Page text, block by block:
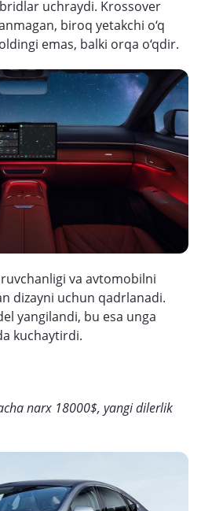
uchraydi. Krossover
biroq yetakchi o‘q
emas, balki orqa o‘qdir.
va avtomobilni
dizayni uchun qadrlanadi.
yangilandi, bu esa unga
kuchaytirdi.
narx 18000$, yangi dilerlik